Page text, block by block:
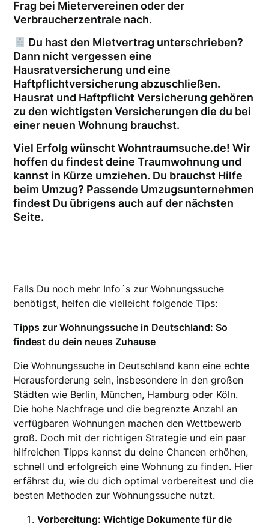
Frag bei Mietervereinen oder der
Verbraucherzentrale nach.
Du hast den Mietvertrag unterschrieben?
Dann nicht vergessen eine
Hausratversicherung und eine
Haftpflichtversicherung abzuschließen.
Hausrat und Haftpflicht Versicherung gehören
zu den wichtigsten Versicherungen die du bei
einer neuen Wohnung brauchst.
Viel Erfolg wünscht Wohntraumsuche.de! Wir
hoffen du findest deine Traumwohnung und
kannst in Kürze umziehen. Du brauchst Hilfe
beim Umzug? Passende Umzugsunternehmen
findest Du übrigens auch auf der nächsten
Seite.
Falls Du noch mehr Info´s zur Wohnungssuche
benötigst, helfen die vielleicht folgende Tips:
Tipps zur Wohnungssuche in Deutschland: So
findest du dein neues Zuhause
Die Wohnungssuche in Deutschland kann eine echte
Herausforderung sein, insbesondere in den großen
Städten wie Berlin, München, Hamburg oder Köln.
Die hohe Nachfrage und die begrenzte Anzahl an
verfügbaren Wohnungen machen den Wettbewerb
groß. Doch mit der richtigen Strategie und ein paar
hilfreichen Tipps kannst du deine Chancen erhöhen,
schnell und erfolgreich eine Wohnung zu finden. Hier
erfährst du, wie du dich optimal vorbereitest und die
besten Methoden zur Wohnungssuche nutzt.
Vorbereitung: Wichtige Dokumente für die